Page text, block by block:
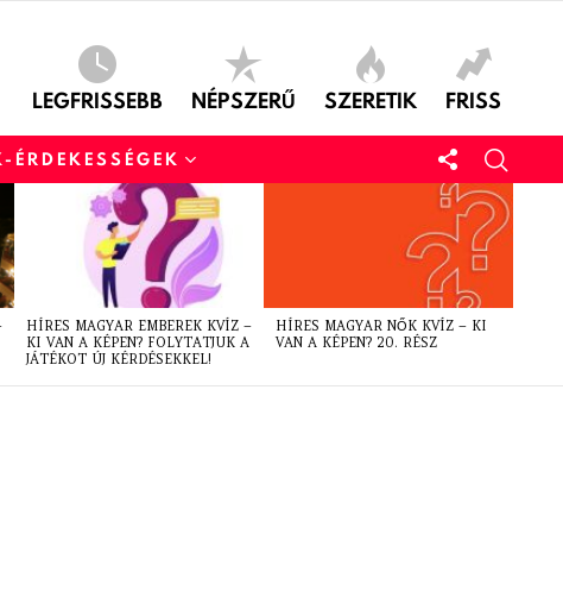
LEGFRISSEBB NÉPSZERŰ SZERETIK FRISS
ÉRDEKESSÉGEK
HÍRES MAGYAR EMBEREK KVÍZ –
KI VAN A KÉPEN? FOLYTATJUK A
JÁTÉKOT ÚJ KÉRDÉSEKKEL!
HÍRES MAGYAR NŐK KVÍZ – KI
VAN A KÉPEN? 20. RÉSZ